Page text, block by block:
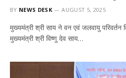
BY NEWS DESK AUGUST 5, 2025
मुख्यमंत्री श्री साय ने वन एवं जलवायु परिवर्तन
मुख्यमंत्री श्री विष्णु देव साय…